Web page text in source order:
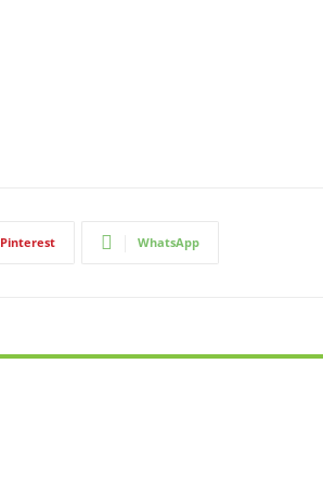
Pinterest WhatsApp